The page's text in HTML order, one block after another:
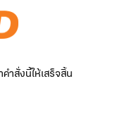
ำสั่งนี้ให้เสร็จสิ้น